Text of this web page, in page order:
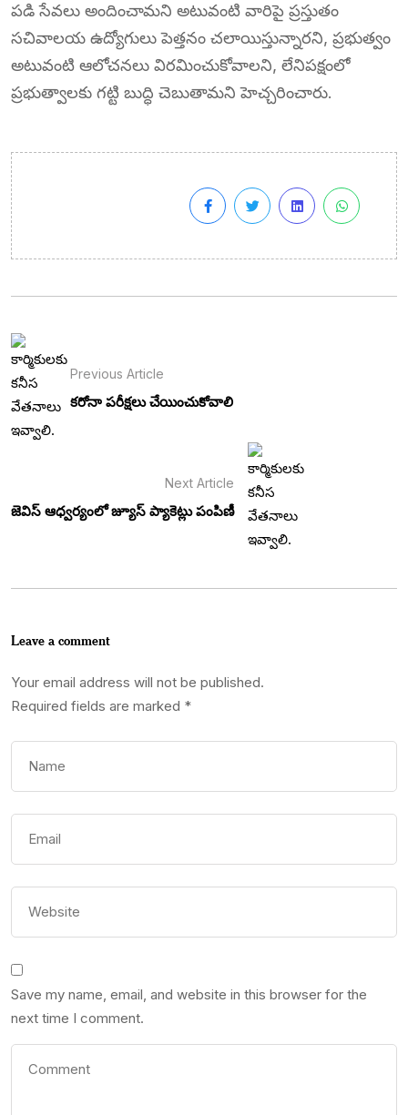
పడి సేవలు అందించామని అటువంటి వారిపై ప్రస్తుతం
సచివాలయ ఉద్యోగులు పెత్తనం చలాయిస్తున్నారని, ప్రభుత్వం
అటువంటి ఆలోచనలు విరమించుకోవాలని, లేనిపక్షంలో
ప్రభుత్వాలకు గట్టి బుద్ధి చెబుతామని హెచ్చరించారు.
Previous Article
కరోనా పరీక్షలు చేయించుకోవాలి
Next Article
జెవిస్ ఆధ్వర్యంలో జ్యూస్ ప్యాకెట్లు పంపిణీ
Leave a comment
Your email address will not be published.
Required fields are marked *
Save my name, email, and website in this browser for the
next time I comment.